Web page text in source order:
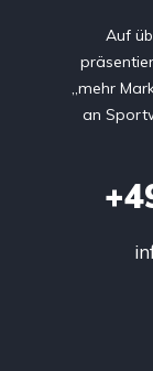
Auf
„mehr
an